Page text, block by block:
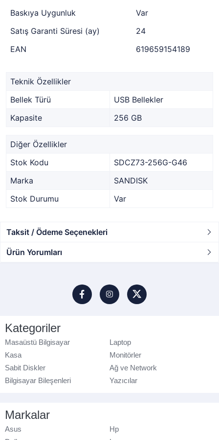
Baskıya Uygunluk
Var
Satış Garanti Süresi (ay)
24
EAN
619659154189
Teknik Özellikler
Bellek Türü
USB Bellekler
Kapasite
256 GB
Diğer Özellikler
Stok Kodu
SDCZ73-256G-G46
Marka
SANDISK
Stok Durumu
Var
Taksit / Ödeme Seçenekleri
Ürün Yorumları
Kategoriler
Masaüstü Bilgisayar
Laptop
Kasa
Monitörler
Sabit Diskler
Ağ ve Network
Bilgisayar Bileşenleri
Yazıcılar
Markalar
Asus
Hp